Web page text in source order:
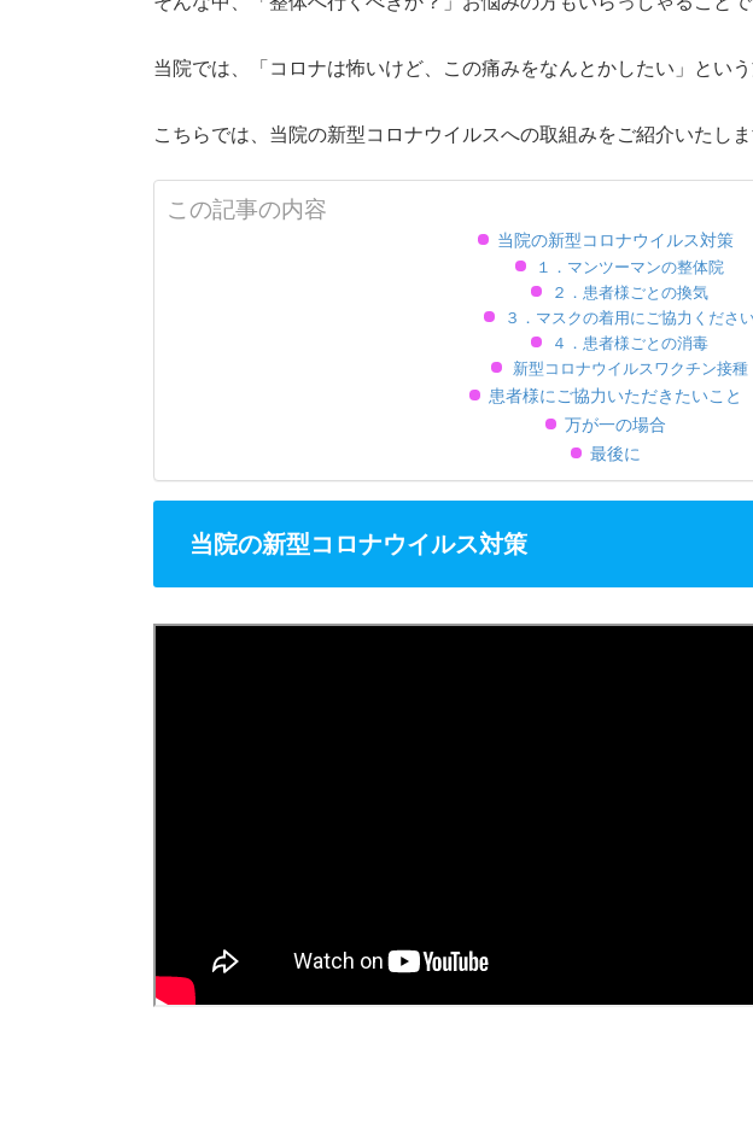
当院では、「コロナは怖いけど、この痛みをなんとかしたい」とい
こちらでは、当院の新型コロナウイルスへの取組みをご紹介いたしま
この記事の内容
当院の新型コロナウイルス対策
１．マンツーマンの整体院
２．患者様ごとの換気
３．マスクの着用にご協力くださ
４．患者様ごとの消毒
新型コロナウイルスワクチン接種
患者様にご協力いただきたいこと
万が一の場合
最後に
当院の新型コロナウイルス対策